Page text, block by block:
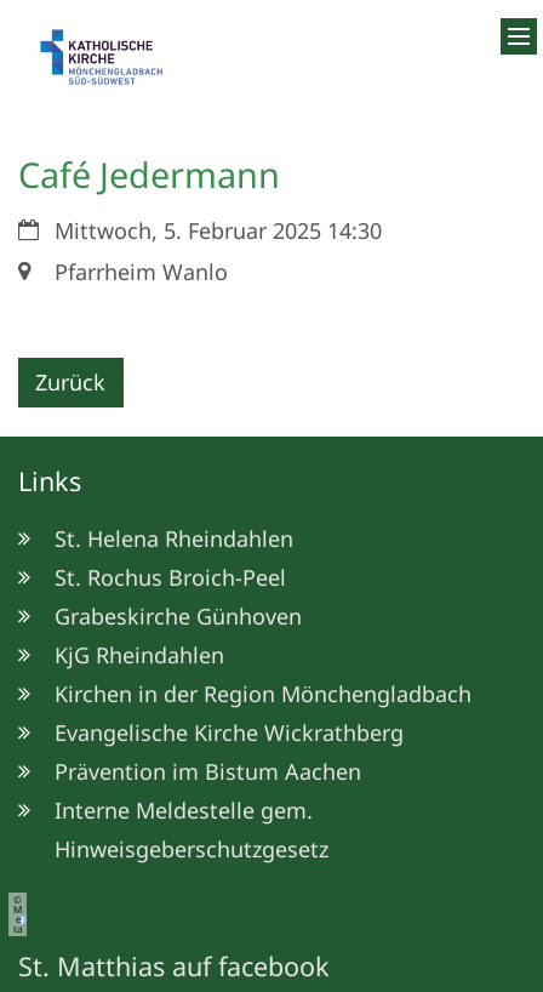
Café Jedermann
Datum:Mittwoch, 5. Februar 2025 14:30
Ort:Pfarrheim Wanlo
Zurück
Links
St. Helena Rheindahlen
St. Rochus Broich-Peel
Grabeskirche Günhoven
KjG Rheindahlen
Kirchen in der Region Mönchengladbach
Evangelische Kirche Wickrathberg
Prävention im Bistum Aachen
Interne Meldestelle gem.
Hinweisgeberschutzgesetz
©
M
e
ta
St. Matthias auf facebook